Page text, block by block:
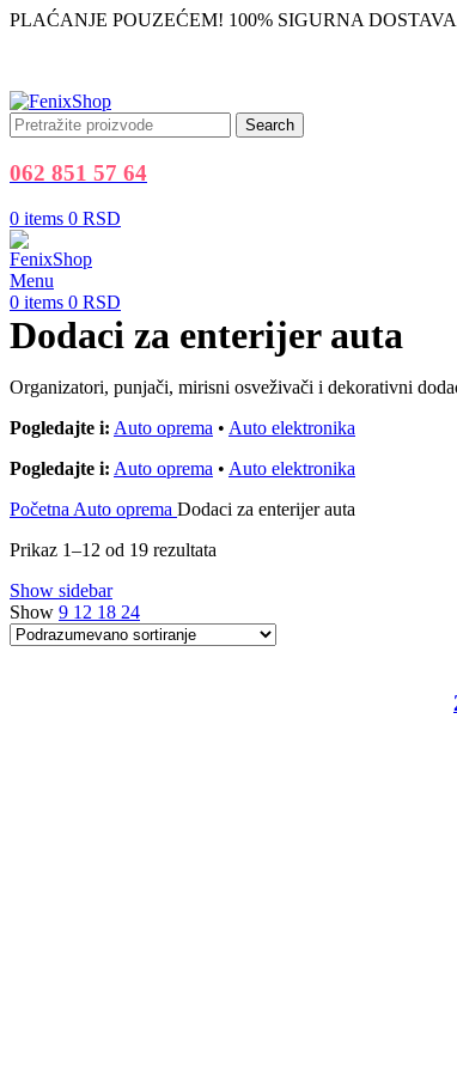
PLAĆANJE POUZEĆEM! 100% SIGURNA
Search
062 851 57 64
0 items 0 RSD
Menu
0 items 0 RSD
Dodaci za enterijer auta
Organizatori, punjači, mirisni osveživači i dekorativni
Pogledajte i: Auto oprema • Auto elektronika
Pogledajte i: Auto oprema • Auto elektronika
PočetnaAuto oprema Dodaci za enterijer auta
Prikaz 1–12 od 19 rezultata
Show sidebar
Show 9 12 18 24